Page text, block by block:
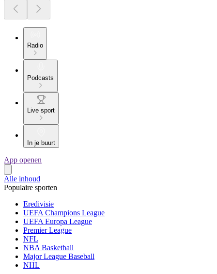
Radio
Podcasts
Live sport
In je buurt
App openen
Alle inhoud
Populaire sporten
Eredivisie
UEFA Champions League
UEFA Europa League
Premier League
NFL
NBA Basketball
Major League Baseball
NHL